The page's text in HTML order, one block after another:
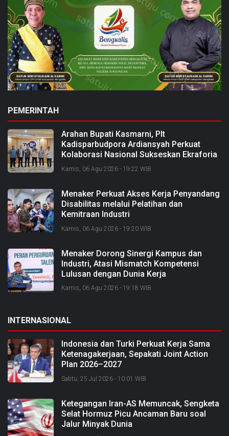
PEMERINTAH
Arahan Bupati Kasmarni, Plt
Kadisparbudpora Ardiansyah Perkuat
Kolaborasi Nasional Sukseskan Ekraforia
2026 dan Bangun Bengkalis sebagai
Kabupaten Kreatif
Kamis, 06 Agu 2026 - 19:22 WIB
Menaker Perkuat Akses Kerja Penyandang
Disabilitas melalui Pelatihan dan
Kemitraan Industri
Kamis, 06 Agu 2026 - 19:20 WIB
Menaker Dorong Sinergi Kampus dan
Industri, Atasi Mismatch Kompetensi
Lulusan dengan Dunia Kerja
Kamis, 06 Agu 2026 - 19:18 WIB
INTERNASIONAL
Indonesia dan Turki Perkuat Kerja Sama
Ketenagakerjaan, Sepakati Joint Action
Plan 2026–2027
Sabtu, 25 Jul 2026 - 10:01 WIB
Ketegangan Iran-AS Memuncak, Sengketa
Selat Hormuz Picu Ancaman Baru soal
Jalur Minyak Dunia